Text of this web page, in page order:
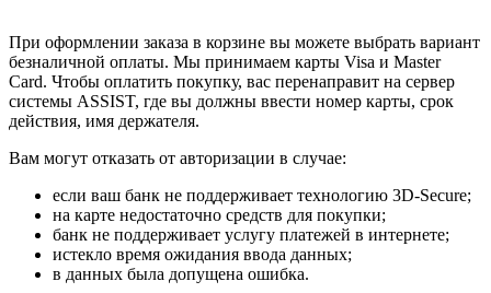
При оформлении заказа в корзине вы можете выбрать вариант
безналичной оплаты. Мы принимаем карты Visa и Master
Card. Чтобы оплатить покупку, вас перенаправит на сервер
системы ASSIST, где вы должны ввести номер карты, срок
действия, имя держателя.
Вам могут отказать от авторизации в случае:
если ваш банк не поддерживает технологию 3D-Secure;
на карте недостаточно средств для покупки;
банк не поддерживает услугу платежей в интернете;
истекло время ожидания ввода данных;
в данных была допущена ошибка.